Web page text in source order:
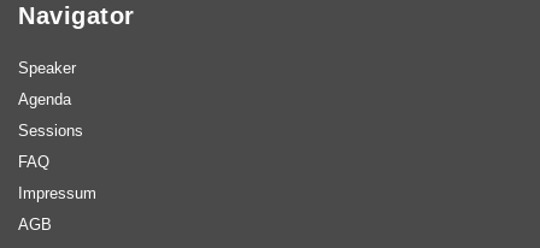
Navigator
Speaker
Agenda
Sessions
FAQ
Impressum
AGB